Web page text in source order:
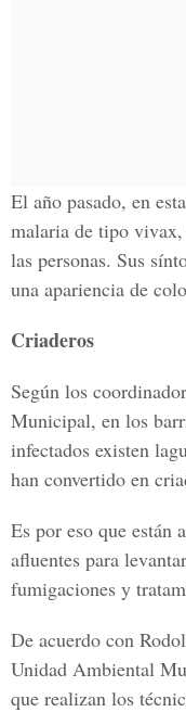
El año pasado, en
malaria de tipo
las personas. Sus
una apariencia de
Criaderos
Según los
Municipal, en los
infectados existen
han convertido en
Es por eso que están
afluentes para
fumigaciones y
De acuerdo con
Unidad Ambiental
que realizan los